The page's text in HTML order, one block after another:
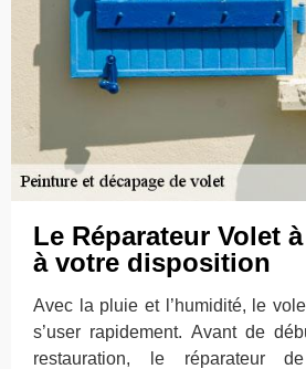
Le Réparateur Volet
à votre disposition
Avec la pluie et l’humidité, le
s’user rapidement. Avant de
restauration, le réparateur